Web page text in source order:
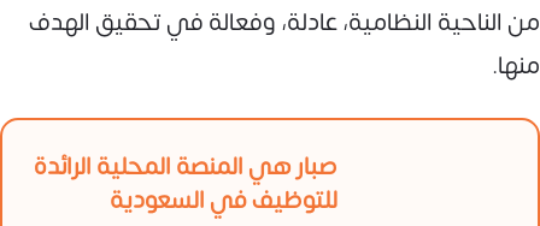
من الناحية النظامية، عادلة، وفعالة في تحقيق الهدف
منها.
صبار هي المنصة المحلية الرائدة
للتوظيف في السعودية